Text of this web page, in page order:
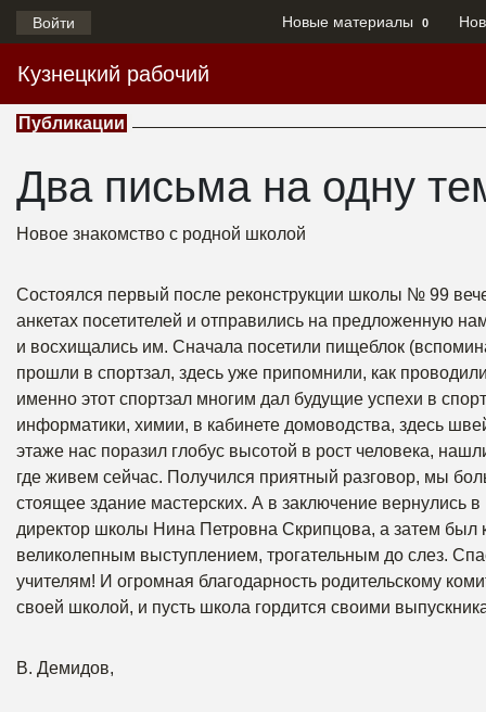
Войти Новые материалы 0
Кузнецкий рабочий
Публикации
Два письма на одну
Новое знакомство с родной школой
Состоялся первый после реконструкции школы № 99
анкетах посетителей и отправились на предложенную
и восхищались им. Сначала посетили пищеблок
прошли в спортзал, здесь уже припомнили, как
именно этот спортзал многим дал будущие успехи в
информатики, химии, в кабинете домоводства, здесь
этаже нас поразил глобус высотой в рост человека,
где живем сейчас. Получился приятный разговор, мы
стоящее здание мастерских. А в заключение вернулись
директор школы Нина Петровна Скрипцова, а затем был
великолепным выступлением, трогательным до слез.
учителям! И огромная благодарность родительскому
своей школой, и пусть школа гордится своими
В. Демидов,